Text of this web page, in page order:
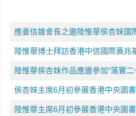
應姜信雄會長之邀陸惟華侯杏妹國
陸惟華博士拜訪香港中信國際黃兆
陸惟華侯杏妹作品應邀參加“落實
侯杏妹主席6月初參展香港中央圖
陸惟華主席6月初參展香港中央圖